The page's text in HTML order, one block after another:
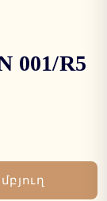
001/R5